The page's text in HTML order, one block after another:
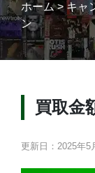
ホーム> キャ
ン
買取金
更新日：2025年5